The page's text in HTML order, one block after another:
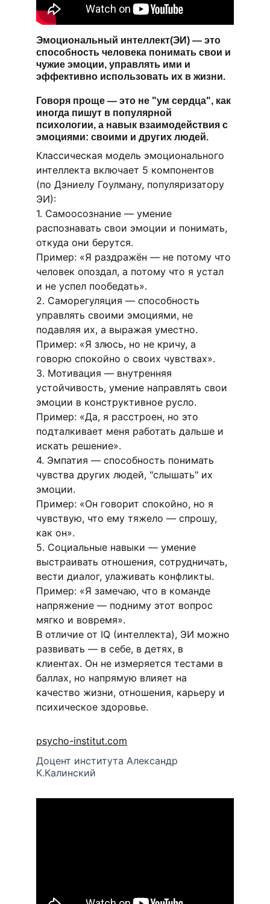
Эмоциональный интеллект(ЭИ) — это
способность человека понимать свои и
чужие эмоции, управлять ими и
эффективно использовать их в жизни.
Говоря проще — это не "ум сердца", как
иногда пишут в популярной
психологии, а навык взаимодействия с
эмоциями: своими и других людей.
Классическая модель эмоционального
интеллекта включает 5 компонентов
(по Дэниелу Гоулману, популяризатору
ЭИ):
1. Самоосознание — умение
распознавать свои эмоции и понимать,
откуда они берутся.
Пример: «Я раздражён — не потому что
человек опоздал, а потому что я устал
и не успел пообедать».
2. Саморегуляция — способность
управлять своими эмоциями, не
подавляя их, а выражая уместно.
Пример: «Я злюсь, но не кричу, а
говорю спокойно о своих чувствах».
3. Мотивация — внутренняя
устойчивость, умение направлять свои
эмоции в конструктивное русло.
Пример: «Да, я расстроен, но это
подталкивает меня работать дальше и
искать решение».
4. Эмпатия — способность понимать
чувства других людей, "слышать" их
эмоции.
Пример: «Он говорит спокойно, но я
чувствую, что ему тяжело — спрошу,
как он».
5. Социальные навыки — умение
выстраивать отношения, сотрудничать,
вести диалог, улаживать конфликты.
Пример: «Я замечаю, что в команде
напряжение — подниму этот вопрос
мягко и вовремя».
В отличие от IQ (интеллекта), ЭИ можно
развивать — в себе, в детях, в
клиентах. Он не измеряется тестами в
баллах, но напрямую влияет на
качество жизни, отношения, карьеру и
психическое здоровье.
psycho-institut.com
Доцент института Александр
К.Калинский